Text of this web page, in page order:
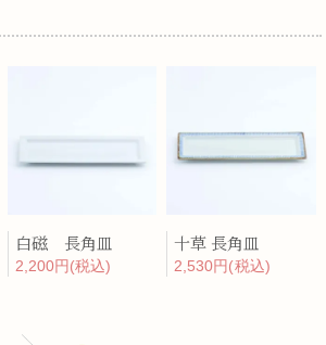
白磁 長角皿
2,200円(税込)
十草 長角皿
2,530円(税込)